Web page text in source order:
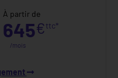
À partir de
645€ttc*
/mois